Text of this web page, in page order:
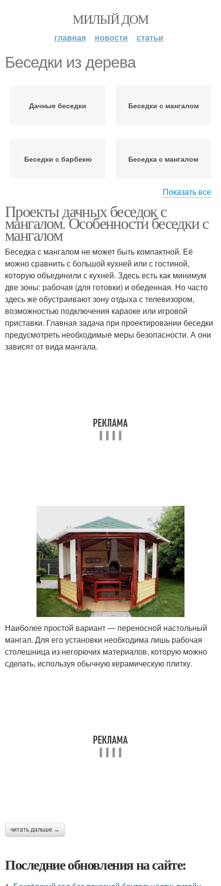
МИЛЫЙ ДОМ
главная новости статьи
Беседки из дерева
Дачные беседки Беседки с мангалом
Беседки с барбекю Беседка с мангалом
Беседки из металла Беседки на даче
Беседка для дачи
Показать все
Проекты дачных беседок с
мангалом. Особенности беседки с
мангалом
Беседка с мангалом не может быть компактной. Её
можно сравнить с большой кухней или с гостиной,
которую объединили с кухней. Здесь есть как минимум
две зоны: рабочая (для готовки) и обеденная. Но часто
здесь же обустраивают зону отдыха с телевизором,
возможностью подключения караоке или игровой
приставки. Главная задача при проектировании беседки
предусмотреть необходимые меры безопасности. А они
зависят от вида мангала.
Наиболее простой вариант — переносной настольный
мангал. Для его установки необходима лишь рабочая
столешница из негорючих материалов, которую можно
сделать, используя обычную керамическую плитку.
читать дальше →
Последние обновления на сайте: